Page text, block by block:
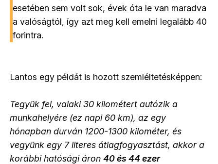
esetében sem volt sok, évek óta le van maradva
a valóságtól, így azt meg kell emelni legalább 40
forintra.
Lantos egy példát is hozott szemléltetésképpen:
Tegyük fel, valaki 30 kilométert autózik a
munkahelyére (ez napi 60 km), az egy
hónapban durván 1200-1300 kilométer, és
vegyünk egy 7 literes átlagfogyasztást, akkor a
korábbi hatósági áron 40 és 44 ezer